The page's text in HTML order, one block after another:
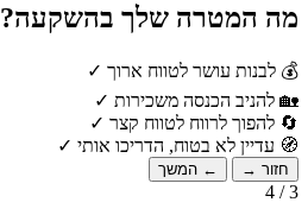
מה המטרה שלך בהשקעה?
💰 לבנות עושר לטווח ארוך ✓
🏡 להניב הכנסה משכירות ✓
🔄 להפוך לרווח לטווח קצר ✓
🧭 עדיין לא בטוח, הדריכו אותי ✓
חזור → ← המשך
3 / 4